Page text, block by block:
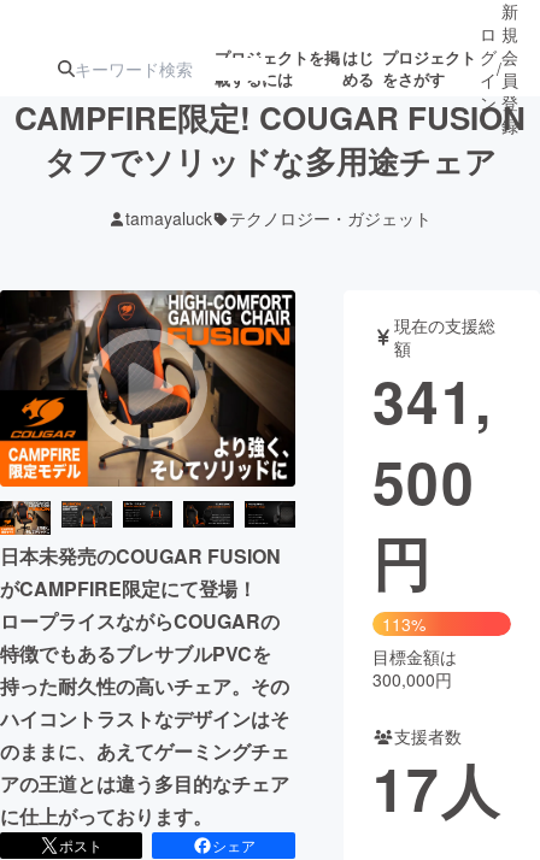
プロジェクトを掲
載するには
はじ
める
プロジェクト
をさがす
ターン
ジェクト
ロジェクト
アート・写真 音楽
テクノロジー・ガジェット ゲーム・サ
映像・映画
ビジネス・起業
まちづくり・地域活性化
CAMPFIRE for Social Good
CAMPFIRE Creation
CAMPFIREふるさと納税machi-ya コミュニティ
ロ
グ
イ
ン
/
新
規
会
員
登
録
CAMPFIRE限定! COUGAR FUSION
タフでソリッドな多用途チェア
tamayaluck テクノロジー・ガジェット
日本未発売のCOUGAR FUSION
がCAMPFIRE限定にて登場！
ロープライスながらCOUGARの
特徴でもあるブレサブルPVCを
持った耐久性の高いチェア。その
ハイコントラストなデザインはそ
のままに、あえてゲーミングチェ
アの王道とは違う多目的なチェア
に仕上がっております。
ポスト
シェア
現在の支援総
額
341,
500
円
113%
目標金額は
300,000円
支援者数
17人